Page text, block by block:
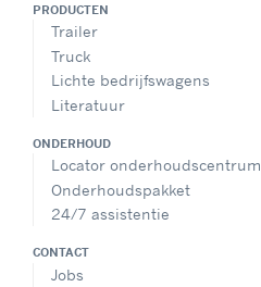
PRODUCTEN
Trailer
Truck
Lichte bedrijfswagens
Literatuur
ONDERHOUD
Locator onderhoudscentrum
Onderhoudspakket
24/7 assistentie
CONTACT
Jobs